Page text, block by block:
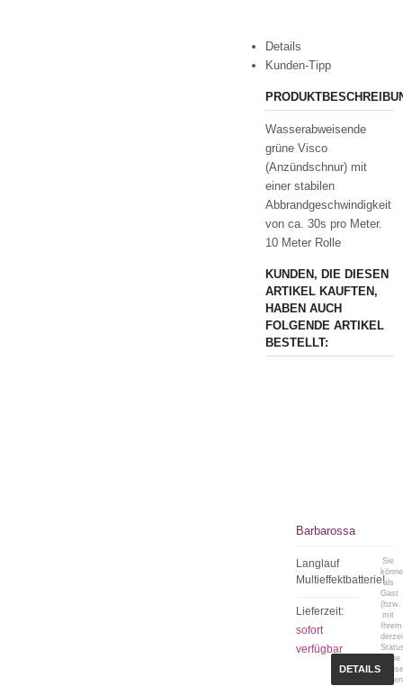
Details
Kunden-Tipp
Wasserabweisende
grüne Visco
(Anzündschnur) mit
einer stabilen
Abbrandgeschwindigkeit
von ca. 30s pro Meter.
10 Meter Rolle
KUNDEN, DIE DIESEN
ARTIKEL KAUFTEN,
HABEN AUCH
FOLGENDE ARTIKEL
BESTELLT:
Barbarossa
Langlauf
Multieffektbatterie!
Lieferzeit:
sofort
verfügbar
Sie
als
Gast
(bzw.
mit
Ihrem
keine
DETAILS